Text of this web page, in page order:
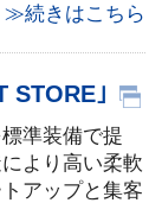
≫続きはこちら
STORE｣
準装備で提
より高い柔軟
アップと集客